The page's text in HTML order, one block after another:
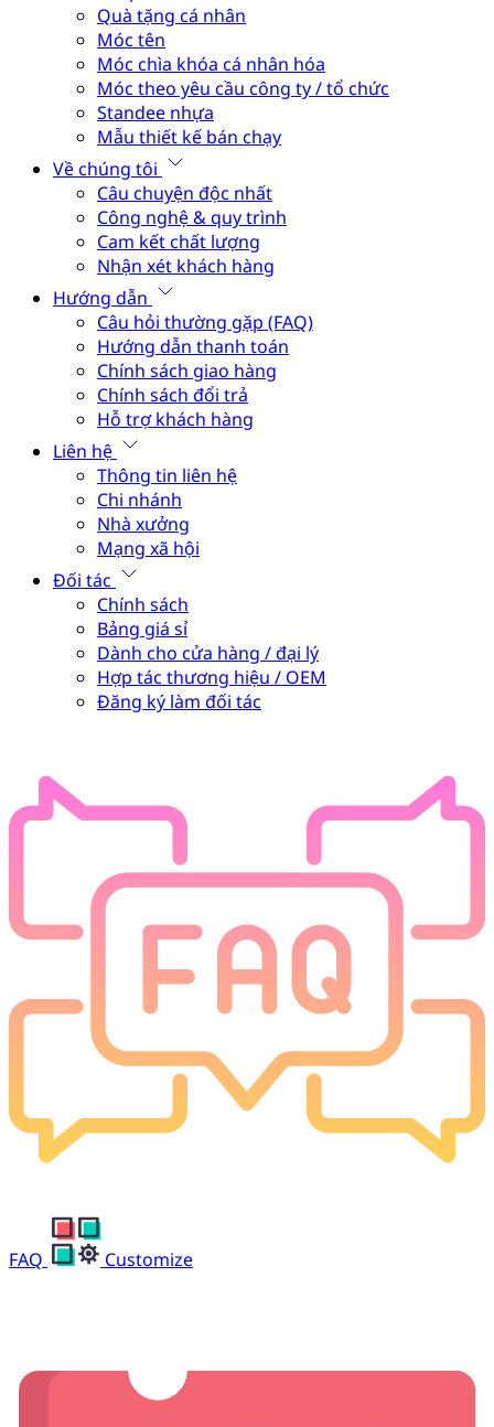
Quà tặng cá nhân
Móc tên
Móc chìa khóa cá nhân hóa
Móc theo yêu cầu công ty / tổ chức
Standee nhựa
Mẫu thiết kế bán chạy
Về chúng tôi
Câu chuyện độc nhất
Công nghệ & quy trình
Cam kết chất lượng
Nhận xét khách hàng
Hướng dẫn
Câu hỏi thường gặp (FAQ)
Hướng dẫn thanh toán
Chính sách giao hàng
Chính sách đổi trả
Hỗ trợ khách hàng
Liên hệ
Thông tin liên hệ
Chi nhánh
Nhà xưởng
Mạng xã hội
Đối tác
Chính sách
Bảng giá sỉ
Dành cho cửa hàng / đại lý
Hợp tác thương hiệu / OEM
Đăng ký làm đối tác
FAQ Customize